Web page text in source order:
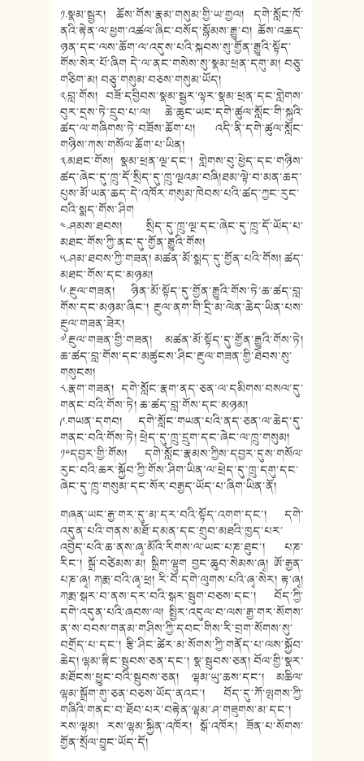
༡.སྣམ་སྦྱར། ཆོས་གོས་རྣམ་གསུམ་གྱི་ཡ་གྱལ། དགེ་སློང་ཁོ་
ནའི་རྟེན་ལ་ཕྱག་འཚལ་ཞིང་བསོད་སྙོམས་རྒྱུ་བ། ཆོས་འཆད་
ཉན་དང་ལས་ཆོག་ལ་འདུས་པའི་སྐབས་སུ་གྱོན་རྒྱུའི་སྟོད་
གོས་སེར་པོ་ཞིག དེ་ལ་ནང་གསེས་སུ་སྣམ་ཕྲན་དགུ་མ། བཅུ་
གཅིག་མ། བཅུ་གསུམ་བཅས་གསུམ་ཡོད།
༢.བླ་གོས། བཟོ་དབྱིབས་སྣམ་སྦྱར་ལྟར་སྣམ་ཕྲན་དང་གླེགས་
བུར་དྲས་ཏེ་དྲུབ་པ་ལ། ཆེ་ཆུང་ཡང་དགེ་ཚུལ་སློང་གི་སྐུའི་
ཚད་ལ་གཞིགས་ཏེ་བཟོས་ཆོག་པ། འདི་ནི་དགེ་ཚུལ་སློང་
གཉིས་ཀས་གསོལ་ཆོག་པ་ཡིན།
༣.མཐང་གོས། སྣམ་ཕྲན་ལྔ་དང་། གླེགས་བུ་ཕྱེད་དང་གཉིས་
ཚད་ཞེང་དུ་ཁྲུ་དོ་སྲིད་དུ་ཁྲུ་ལྔའམ་བཞི།ཐམ་ལྟེ་བ་མན་ཆད་
པུས་མོ་ཡན་ཆད་དེ་འཁོར་གསུམ་ཁེབས་པའི་ཚད་ཀྱང་རུང་
བའི་སྨད་གོས་ཤིག
༤.ཤམས་ཐབས། སྲིད་དུ་ཁྲུ་ལྔ་དང་ཞེང་དུ་ཁྲུ་དོ་ཡོད་པ་
མཐང་གོས་ཀྱི་ནང་དུ་གྱོན་རྒྱུའི་གོས།
༥.ཤམ་ཐབས་ཀྱི་གཟན། མཚན་མོ་སྨད་དུ་གྱོན་པའི་གོས། ཚད་
མཐང་གོས་དང་མཉམ།
༦.རྔུལ་གཟན། ཉིན་མོ་སྟོད་དུ་གྱོན་རྒྱུའི་གོས་ཏེ་ཆ་ཚད་བླ་
གོས་དང་མཉམ་ཞིང་། རྔུལ་ནག་གི་དྲི་མ་ལེན་ཆེད་ཡིན་པས་
རྔུལ་གཟན་ཟེར།
༧.རྔུལ་གཟན་གྱི་གཟན། མཚན་མོ་སྟོད་དུ་གྱོན་རྒྱུའི་གོས་ཏེ།
ཆ་ཚད་བླ་གོས་དང་མཚུངས་ཤིང་རྔུལ་གཟན་གྱི་ཐེབས་སུ་
གསུངས།
༨.རྣག་གཟན། དགེ་སློང་རྣག་ནད་ཅན་ལ་དམིགས་བསལ་དུ་
གནང་བའི་གོས་ཏེ། ཆ་ཚད་བླ་གོས་དང་མཉམ།
༩.གཡན་དགབ། དགེ་སློང་གཡན་པའི་ནད་ཅན་ལ་ཆེད་དུ་
གནང་བའི་གོས་ཏེ། ཕྲེད་དུ་ཁྲུ་དྲུག་དང་ཞེང་ལ་ཁྲུ་གསུམ།
༡༠དབྱར་གྱི་གོས། དགེ་སློང་རྣམས་ཀྱིས་དབྱར་དུས་གསོལ་
རུང་བའི་ཆར་སྐྱོབ་ཀྱི་གོས་ཤིག་ཡིན་ལ་ཕྲེད་དུ་ཁྲུ་དགུ་དང་
ཞེང་དུ་ཁྲུ་གསུམ་དང་སོར་བརྒྱད་ཡོད་པ་ཞིག་ཡིན་ནོ།
གཞན་ཡང་རྒྱ་གར་དུ་མ་དར་བའི་སྟོད་འགག་དང་། དགེ་
འདུན་པའི་གནས་མཐོ་དམན་དང་གྲུབ་མཐའི་ཁྱད་པར་
འབྱེད་པའི་ཆ་ནས་ཞྭ་མོའི་རིགས་ལ་ཡང་པཎ་ཐུང་། པཎ་
རིང་། སྒྲོ་བཙེམས་མ། སྒྲིག་ལྷུག བྱང་ཆུབ་སེམས་ཞྭ། ཨོ་རྒྱན་
པཎ་ཞྭ། ཀརྨ་བའི་ཞྭ་ཕྲ། རི་བོ་དགེ་ལུགས་པའི་ཞྭ་སེར། རྟ་ཞྭ།
ཀརྨ་སྒར་བ་ནས་དར་བའི་སྒར་སྦུག་བཅས་དང་། བོད་ཀྱི་
དགེ་འདུན་པའི་ཞབས་ལ། སྤྱིར་འདུལ་བ་ལས་རྒྱ་གར་སོགས་
ན་ས་བབས་གནམ་གཤིས་ཀྱི་དབང་གིས་རི་བྲག་སོགས་སུ་
བགྲོད་པ་དང་། རྩི་ཤིང་ཚེར་མ་སོགས་ཀྱི་གནོད་པ་ལས་སྐྱོབ་
ཆེད། ལྷམ་རྟིང་སྦུབས་ཅན་དང་། སྣ་སྦུབས་ཅན། བོལ་གྱི་སྣར་
མཐོངས་ཕྱུང་བའི་སྦུབས་ཅན། ལྷམ་ཡུ་ཆས་དང་། མཆིལ་
ལྷམ་སྒྲོག་གུ་ཅན་བཅས་ཡོད་ནའང་། བོད་དུ་ཀོ་ལྤགས་ཀྱི་
གཞིའི་གནང་བ་ཐོབ་པར་བརྟེན་ལྷམ་ཤ་གཟུགས་མ་དང་།
རས་ལྷམ། རས་ལྷམ་སྐྱིན་འཁོར། སྒོ་འཁོར། ཟོན་པ་སོགས་
གྱོན་སྲོལ་བྱུང་ཡོད་དོ།